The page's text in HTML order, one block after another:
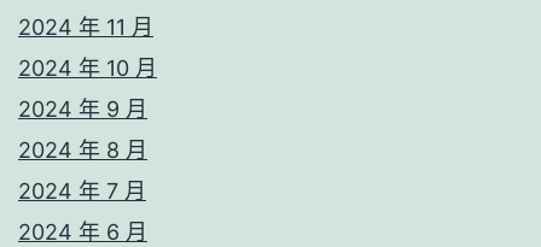
2024 年 11 月
2024 年 10 月
2024 年 9 月
2024 年 8 月
2024 年 7 月
2024 年 6 月